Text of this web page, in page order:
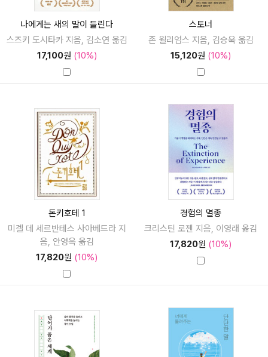
나에게는 새의 말이 들린다
스즈키 도시타카 지음, 김소연 옮김
17,100원 (10%)
스토너
존 윌리엄스 지음, 김승욱 옮김
15,120원 (10%)
돈키호테 1
미겔 데 세르반테스 사아베드라 지
음, 안영옥 옮김
17,820원 (10%)
경험의 멸종
크리스틴 로젠 지음, 이영래 옮김
17,820원 (10%)